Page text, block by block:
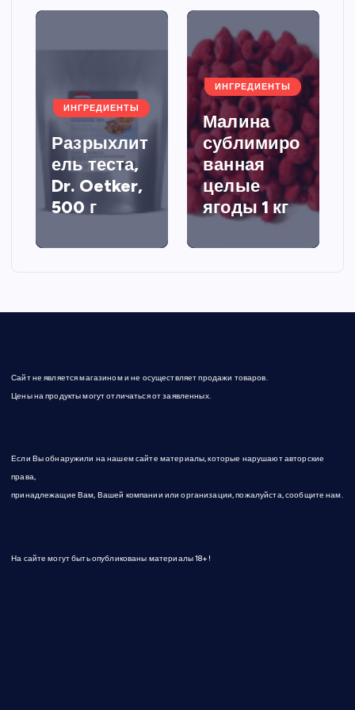
ИНГРЕДИЕНТЫ
Разрыхлит
ель теста,
Dr. Oetker,
500 г
ИНГРЕДИЕНТЫ
Малина
сублимиро
ванная
целые
ягоды 1 кг
Сайт не является магазином и не осуществляет продажи товаров.
Цены на продукты могут отличаться от заявленных.
Если Вы обнаружили на нашем сайте материалы, которые нарушают авторские
права,
принадлежащие Вам, Вашей компании или организации, пожалуйста, сообщите нам.
На сайте могут быть опубликованы материалы 18+!